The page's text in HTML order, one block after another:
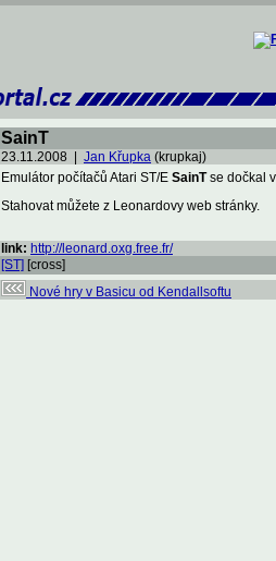
SainT
23.11.2008 | Jan Křupka (krupkaj)
Emulátor počítačů Atari ST/E SainTse dočkal
Stahovat můžete z Leonardovy web stránky.
link: http://leonard.oxg.free.fr/
[ST] [cross]
Nové hry v Basicu od Kendallsoftu